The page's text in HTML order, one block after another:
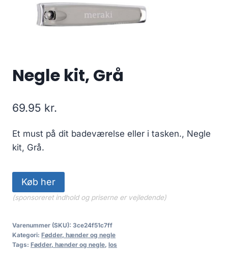
Negle kit, Grå
69.95 kr.
Et must på dit badeværelse eller i tasken., Negle
kit, Grå.
Køb her
(sponsoreret indhold og priserne er vejledende)
Varenummer (SKU): 3ce24f51c7ff
Kategori: Fødder, hænder og negle
Tags: Fødder, hænder og negle, los